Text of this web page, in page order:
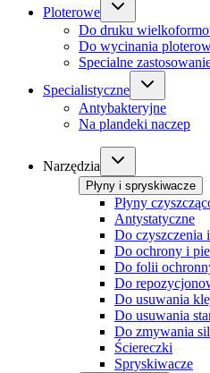
Ploterowe
Do druku
Do wycinania
Specialne
Specialistyczne
Antybakteryjne
Na plandeki naczep
Narzędzia
Płyny i spryskiwacze
Płyny
Antystatyczne
Do czyszczenia
Do ochrony i
Do folii
Do
Do usuwania
Do usuwania
Do zmywania
Ściereczki
Spryskiwacze